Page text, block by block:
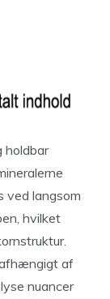
holdbar
ved langsom
hvilket
af
nuancer